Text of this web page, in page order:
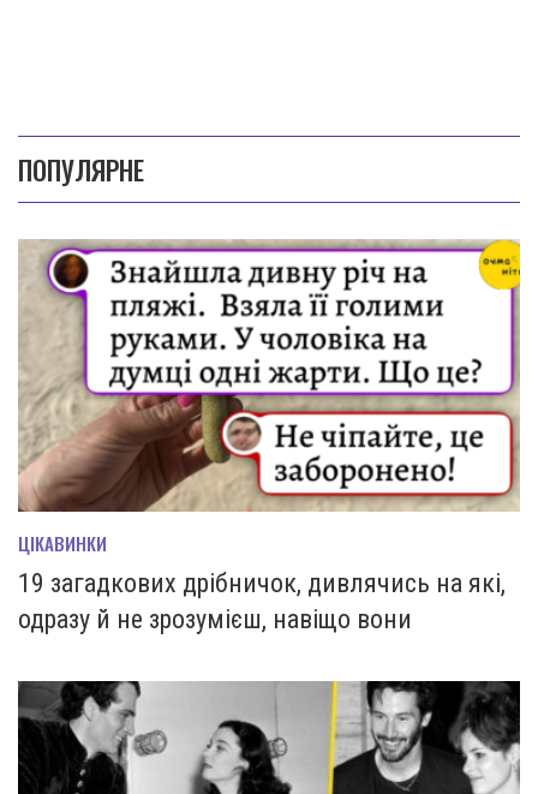
ПОПУЛЯРНЕ
ЦІКАВИНКИ
19 загадкових дрібничок, дивлячись на які,
одразу й не зрозумієш, навіщо вони